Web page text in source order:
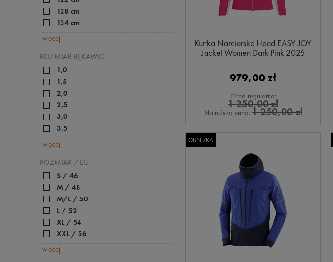
128 cm
134 cm
więcej
ROZMIAR RĘKAWIC
1,0
1,5
2,0
2,5
3,0
3,5
więcej
ROZMIAR / EU
S / 46
M / 48
M/L / 50
L / 52
XL / 54
XXL / 56
więcej
Kurtka Narciarska Head EASY JOY
Jacket Women Dark Pink 2026
979,00 zł
Cena regularna:
1 250,00 zł
Najniższa cena:1 250,00 zł
OBNIŻKA